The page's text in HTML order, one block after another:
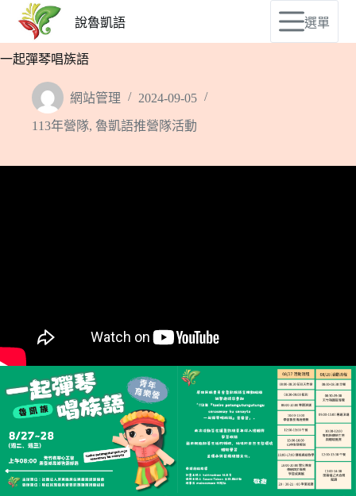
說魯凱語 選單
一起彈琴唱族語
網站管理 2024-09-05
113年營隊, 魯凱語推營隊活動